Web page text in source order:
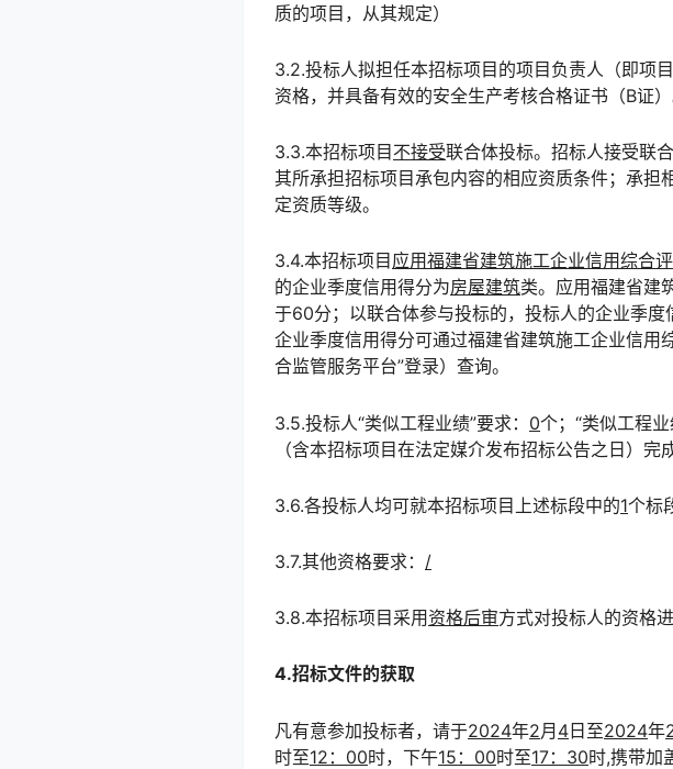
质的项目，从其规定）
3.2.投标人拟担任本招标项目的项目负责人（即项
资格，并具备有效的安全生产考核合格证书（B证
3.3.本招标项目 不接受联合体投标。招标人接受联
其所承担招标项目承包内容的相应资质条件；承
定资质等级。
3.4.本招标项目 应用福建省建筑施工企业信用综合
的企业季度信用得分为房屋建筑类。应用福建省建
于60分；以联合体参与投标的，投标人的企业季度
企业季度信用得分可通过福建省建筑施工企业信用
合监管服务平台”登录）查询。
3.5.投标人“类似工程业绩”要求： 0个；“类似工程
（含本招标项目在法定媒介发布招标公告之日）完
3.6.各投标人均可就本招标项目上述标段中的1个标
3.7.其他资格要求： /
3.8.本招标项目采用 资格后审方式对投标人的资格进
4.招标文件的获取
凡有意参加投标者，请于2024年2月4日至2024年
时至12：00时，下午15：00时至17：30时,携带加